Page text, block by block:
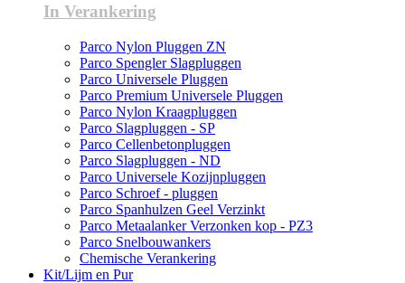
In Verankering
Parco Nylon Pluggen ZN
Parco Spengler Slagpluggen
Parco Universele Pluggen
Parco Premium Universele Pluggen
Parco Nylon Kraagpluggen
Parco Slagpluggen - SP
Parco Cellenbetonpluggen
Parco Slagpluggen - ND
Parco Universele Kozijnpluggen
Parco Schroef - pluggen
Parco Spanhulzen Geel Verzinkt
Parco Metaalanker Verzonken kop - PZ3
Parco Snelbouwankers
Chemische Verankering
Kit/Lijm en Pur